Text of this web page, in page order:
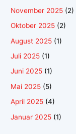
November 2025 (2)
Oktober 2025 (2)
August 2025 (1)
Juli 2025 (1)
Juni 2025 (1)
Mai 2025 (5)
April 2025 (4)
Januar 2025 (1)